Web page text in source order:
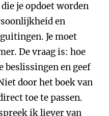
je opdoet worden
en
Je moet
De vraag is: hoe
beslissingen en geef
door het boek van
toe te passen.
ik liever van